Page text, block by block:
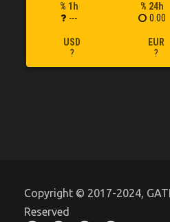
% 1h
---
% 24h
0.00
USD
?
EUR
?
Copyright © 2017-2024,
Reserved